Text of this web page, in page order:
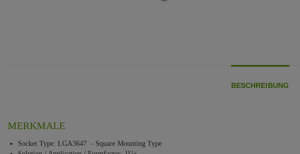
BESCHREIBUNG
MERKMALE
Socket Type: LGA3647 - Square Mounting Type